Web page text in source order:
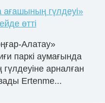
гүлдеуі»
өтті
Алатау»
паркі аумағында
арналған
Ertenme...